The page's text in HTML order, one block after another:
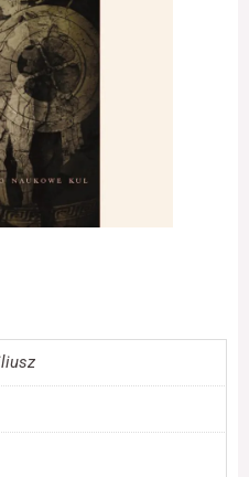
Konieczne
Te pliki cookie
nie są
one potrzebne
Abyśmy mogli
funkcjonalność